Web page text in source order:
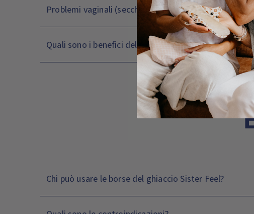
Problemi vaginali (secchezza, irritazioni, prurito, ecc.)
Quali sono i benefici del freddo?
Chi può usare le borse del ghiaccio Sister Feel?